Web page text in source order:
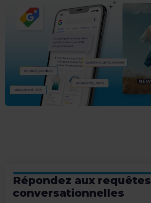
Répondez aux requêtes
conversationnelles